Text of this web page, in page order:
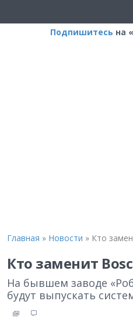
Подпишитесь на
Главная » Новости » Кто
Кто заменит
На бывшем заводе
будут выпускать